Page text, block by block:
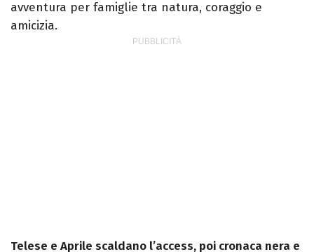
avventura per famiglie tra natura, coraggio e
amicizia.
Telese e Aprile scaldano l’access, poi cronaca nera e